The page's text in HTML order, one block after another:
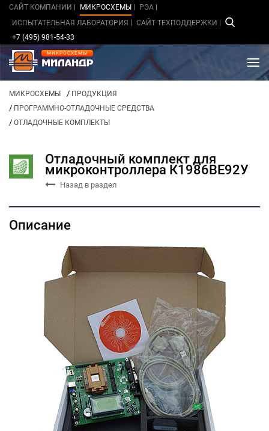
САЙТ КОМПАНИИ МИКРОСХЕМЫ
РЭА
ИСПЫТАТЕЛЬНАЯ ЛАБОРАТОРИЯ
САЙТ ТЕХПОДДЕРЖКИ
+7 (495) 981-54-33
МИКРОСХЕМЫ
МИКРОСХЕМЫ / ПРОДУКЦИЯ
/ ПРОГРАММНО-ОТЛАДОЧНЫЕ СРЕДСТВА
/ ОТЛАДОЧНЫЕ КОМПЛЕКТЫ
Отладочный комплект для
микроконтроллера К1986ВЕ92У
Назад в раздел
Описание